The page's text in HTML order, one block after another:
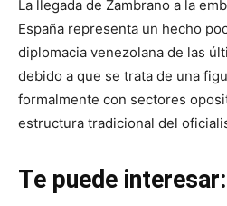
La llegada de Zambrano a la
España representa un hecho
diplomacia venezolana de las
debido a que se trata de una
formalmente con sectores
estructura tradicional del
Te puede interesar: